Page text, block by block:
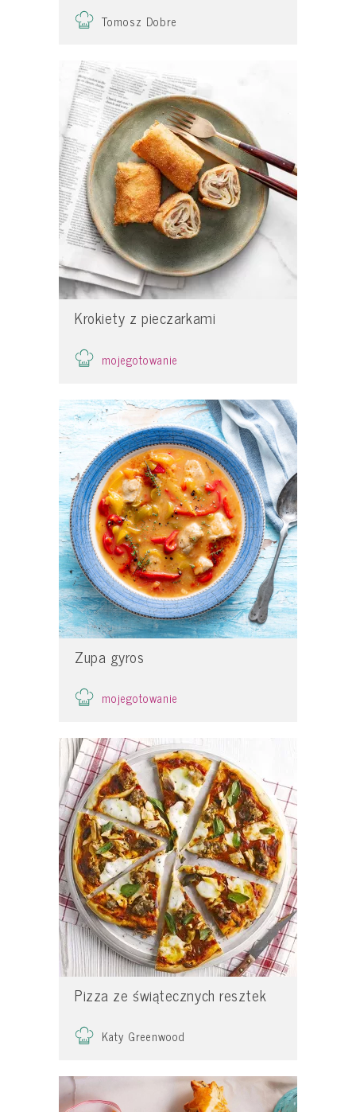
Tomosz Dobre
Krokiety z pieczarkami
mojegotowanie
Zupa gyros
mojegotowanie
Pizza ze świątecznych resztek
Katy Greenwood